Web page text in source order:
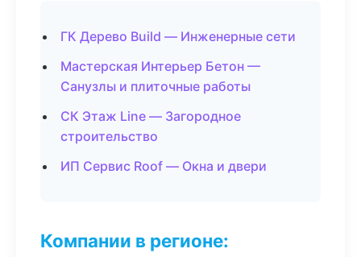
ГК Дерево Build — Инженерные сети
Мастерская Интерьер Бетон —
Санузлы и плиточные работы
СК Этаж Line — Загородное
строительство
ИП Сервис Roof — Окна и двери
Компании в регионе: